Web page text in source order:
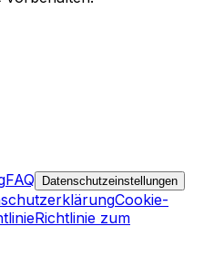
FAQ Datenschutzeinstellungen
Cookie-
Richtlinie zum